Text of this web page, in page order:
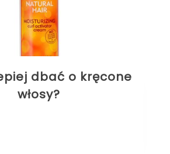
dbać o kręcone
włosy?